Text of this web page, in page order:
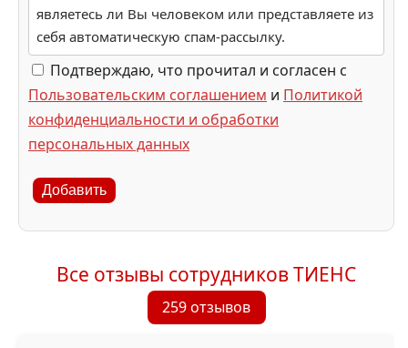
являетесь ли Вы человеком или представляете из
себя автоматическую спам-рассылку.
Подтверждаю, что прочитал и согласен с
Пользовательским соглашением и Политикой
конфиденциальности и обработки
персональных данных
Добавить
Все отзывы сотрудников ТИЕНС
259 отзывов